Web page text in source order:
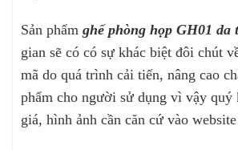
Sản phẩm ghế phòng họp GH01 da
gian sẽ có có sự khác biệt đôi chút
mã do quá trình cải tiến, nâng cao
phẩm cho người sử dụng vì vậy
giá, hình ảnh cần căn cứ vào